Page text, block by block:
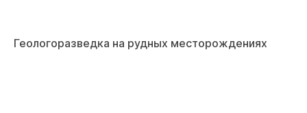
Геологоразведка на рудных месторождениях